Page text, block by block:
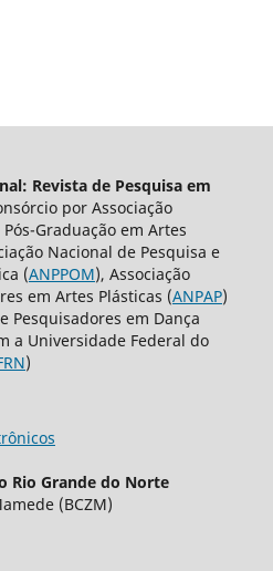
Revista de Pesquisa em
por Associação
Graduação em Artes
Nacional de Pesquisa e
(ANPPOM), Associação
em Artes Plásticas (ANPAP)
Pesquisadores em Dança
a Universidade Federal do
)
Rio Grande do Norte
(BCZM)